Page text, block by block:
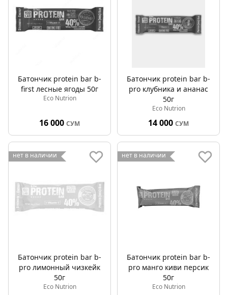
Батончик protein bar b-
first лесные ягоды 50г
Eco Nutrion
16 000 СУМ
Батончик protein bar b-
pro клубника и ананас
50г
Eco Nutrion
14 000 СУМ
нет в наличии
Батончик protein bar b-
pro лимонный чизкейк
50г
Eco Nutrion
нет в наличии
Батончик protein bar b-
pro манго киви персик
50г
Eco Nutrion